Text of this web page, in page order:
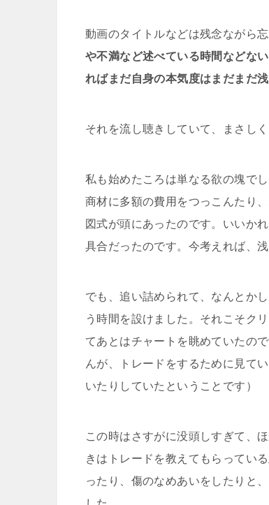
動画のタイトルなどは残念ながら
や不満など述べている時間などな
ればまだ自身の本気度はまだまだ
それを流し聴きしていて、まさし
私も始めたころは単なる欲の塊で
商材に多額の費用をつっこんたり
図式が頭にあったのです。いいか
具合だったのです。今考えれば、
でも、追い詰められて、なんとか
う時間を設けました。それこそク
てあとはチャートを眺めていたの
んが、トレードをするために見て
いたりしていたということです）
この時はさすがに没頭しすぎて、
きはトレードを教えてもらってい
ったり、傷のなめあいをしたりと